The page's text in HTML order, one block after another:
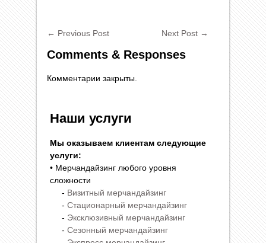
← Previous Post Next Post →
Comments & Responses
Комментарии закрыты.
Наши услуги
Мы оказываем клиентам следующие
услуги:
• Мерчандайзинг любого уровня
сложности
- Визитный мерчандайзинг
- Стационарный мерчандайзинг
- Эксклюзивный мерчандайзинг
- Сезонный мерчандайзинг